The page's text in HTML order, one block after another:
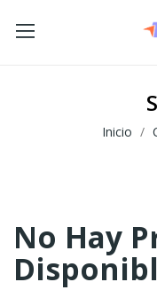
Inicio
No Hay